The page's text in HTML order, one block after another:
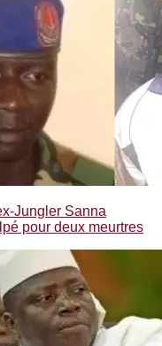
Jungler Sanna
pour deux meurtres